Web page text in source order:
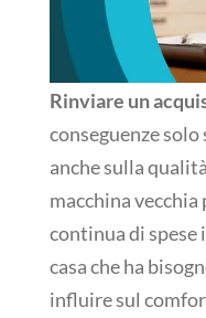
Rinviare un
conseguenze
anche sulla
macchina
continua di spese
casa che ha
influire sul